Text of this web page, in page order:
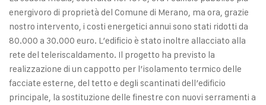
energivoro di proprietà del Comune di Merano, ma ora, grazie
nostro intervento, i costi energetici annui sono stati ridotti da
80.000 a 30.000 euro. L’edificio è stato inoltre allacciato alla
rete del teleriscaldamento. Il progetto ha previsto la
realizzazione di un cappotto per l’isolamento termico delle
facciate esterne, del tetto e degli scantinati dell’edificio
principale, la sostituzione delle finestre con nuovi serramenti a